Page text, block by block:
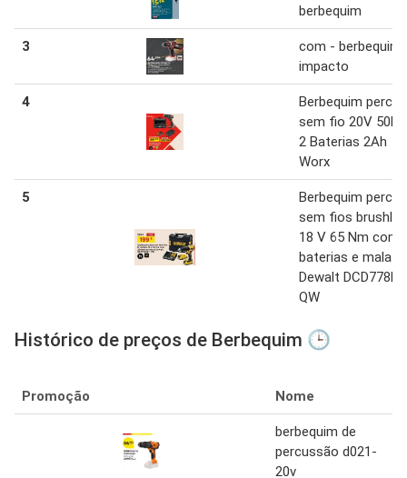
berbequim
3
com - berbequim
impacto
4
Berbequim
sem fio 20V
2 Baterias 2Ah
Worx
5
Berbequim
sem fios
18 V 65 Nm com
baterias e mala
Dewalt
QW
Histórico de preços de Berbequim 🕒
Promoção Nome
berbequim de
percussão d021-
20v